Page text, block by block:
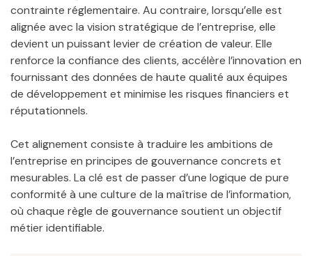
contrainte réglementaire. Au contraire, lorsqu’elle est
alignée avec la vision stratégique de l’entreprise, elle
devient un puissant levier de création de valeur. Elle
renforce la confiance des clients, accélère l’innovation en
fournissant des données de haute qualité aux équipes
de développement et minimise les risques financiers et
réputationnels.
Cet alignement consiste à traduire les ambitions de
l’entreprise en principes de gouvernance concrets et
mesurables. La clé est de passer d’une logique de pure
conformité à une culture de la maîtrise de l’information,
où chaque règle de gouvernance soutient un objectif
métier identifiable.